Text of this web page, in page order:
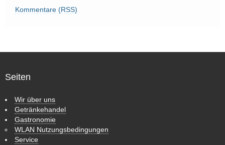
Kommentare (RSS)
Seiten
Wir über uns
Getränkehandel
Gastronomie
WLAN Nutzungsbedingungen
Service